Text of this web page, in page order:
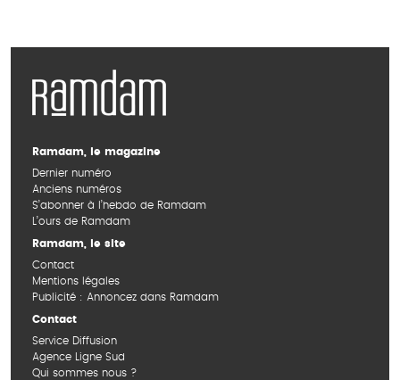
Ramdam, le magazine
Dernier numéro
Anciens numéros
S’abonner à l’hebdo de Ramdam
L’ours de Ramdam
Ramdam, le site
Contact
Mentions légales
Publicité : Annoncez dans Ramdam
Contact
Service Diffusion
Agence Ligne Sud
Qui sommes nous ?